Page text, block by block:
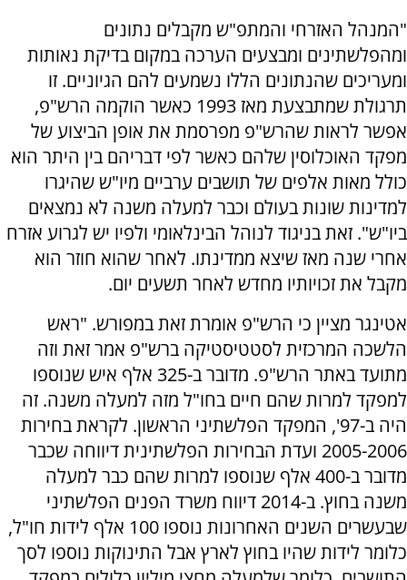
"המנהל האזרחי והמתפ"ש מקבלים נתונים
ומהפלשתינים ומבצעים הערכה במקום בדיקת נאותות
ומעריכים שהנתונים הללו נשמעים להם הגיוניים. זו
תרגולת שמתבצעת מאז 1993 כאשר הוקמה הרש"פ,
אפשר לראות שהרש"פ מפרסמת את אופן הביצוע של
מפקד האוכלוסין שלהם כאשר לפי דבריהם בין היתר הוא
כולל מאות אלפים של תושבים ערביים מיו"ש שהיגרו
למדינות שונות בעולם וכבר למעלה משנה לא נמצאים
ביו"ש". זאת בניגוד לנוהל הבינלאומי ולפיו יש לגרוע אזרח
אחרי שנה מאז שיצא ממדינתו. לאחר שהוא חוזר הוא
מקבל את זכויותיו מחדש לאחר תשעים יום.
אטינגר מציין כי הרש"פ אומרת זאת במפורש. "ראש
הלשכה המרכזית לסטטיסטיקה ברש"פ אמר זאת וזה
מתועד באתר הרש"פ. מדובר ב-325 אלף איש שנוספו
למפקד למרות שהם חיים בחו"ל מזה למעלה משנה. זה
היה ב-97', המפקד הפלשתיני הראשון. לקראת בחירות
2005-2006 ועדת הבחירות הפלשתינית דיווחה שכבר
מדובר ב-400 אלף שנוספו למרות שהם כבר למעלה
משנה בחוץ. ב-2014 דיווח משרד הפנים הפלשתיני
שבעשרים השנים האחרונות נוספו 100 אלף לידות חו"ל,
כלומר לידות שהיו בחוץ לארץ אבל התינוקות נוספו לסך